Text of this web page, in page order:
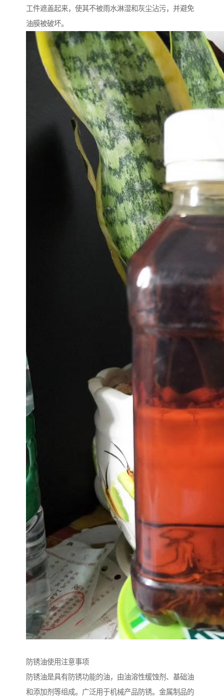
工件遮盖起来，使其不被雨水淋湿和灰尘沾污，并避免
油膜被破坏。
防锈油使用注意事项
防锈油是具有防锈功能的油，由油溶性缓蚀剂、基础油
和添加剂等组成。广泛用于机械产品防锈。金属制品的